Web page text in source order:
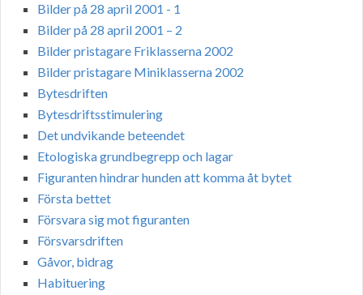
Bilder på 28 april 2001 - 1
Bilder på 28 april 2001 – 2
Bilder pristagare Friklasserna 2002
Bilder pristagare Miniklasserna 2002
Bytesdriften
Bytesdriftsstimulering
Det undvikande beteendet
Etologiska grundbegrepp och lagar
Figuranten hindrar hunden att komma åt bytet
Första bettet
Försvara sig mot figuranten
Försvarsdriften
Gåvor, bidrag
Habituering